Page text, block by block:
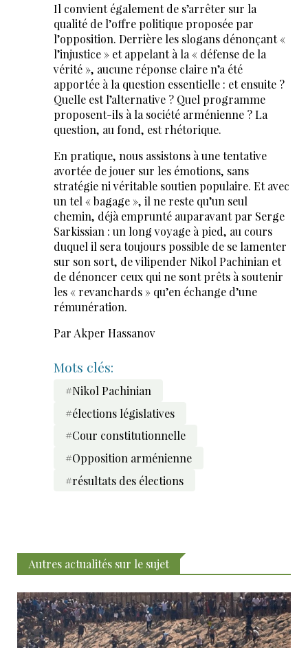
Il convient également de s’arrêter sur la
qualité de l’offre politique proposée par
l’opposition. Derrière les slogans dénonçant «
l’injustice » et appelant à la « défense de la
vérité », aucune réponse claire n’a été
apportée à la question essentielle : et ensuite ?
Quelle est l’alternative ? Quel programme
proposent-ils à la société arménienne ? La
question, au fond, est rhétorique.
En pratique, nous assistons à une tentative
avortée de jouer sur les émotions, sans
stratégie ni véritable soutien populaire. Et avec
un tel « bagage », il ne reste qu’un seul
chemin, déjà emprunté auparavant par Serge
Sarkissian : un long voyage à pied, au cours
duquel il sera toujours possible de se lamenter
sur son sort, de vilipender Nikol Pachinian et
de dénoncer ceux qui ne sont prêts à soutenir
les « revanchards » qu’en échange d’une
rémunération.
Par Akper Hassanov
Mots clés:
#Nikol Pachinian
#élections législatives
#Cour constitutionnelle
#Opposition arménienne
#résultats des élections
Autres actualités sur le sujet